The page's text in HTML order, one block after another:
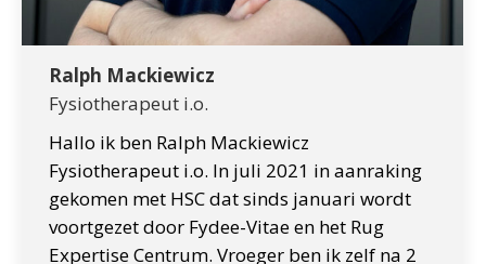
Ralph Mackiewicz
Fysiotherapeut i.o.
Hallo ik ben Ralph Mackiewicz
Fysiotherapeut i.o. In juli 2021 in aanraking
gekomen met HSC dat sinds januari wordt
voortgezet door Fydee-Vitae en het Rug
Expertise Centrum. Vroeger ben ik zelf na 2